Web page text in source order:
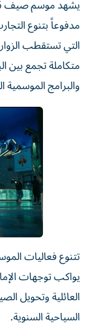
مدفوعاً بتنوع
التي تستقطب
متكاملة تجمع بين
والبرامج
تتنوع فعاليات
يواكب توجهات
العائلية وتحويل
السياحية السنوية.